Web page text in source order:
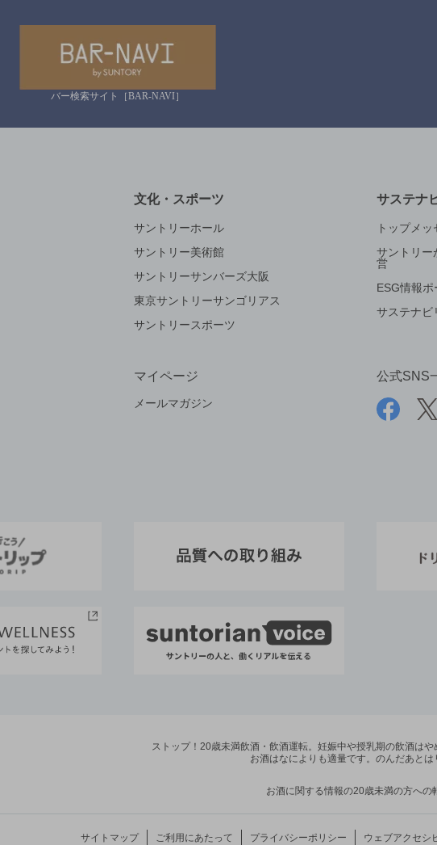
バー検索サイト［BAR-NAVI］
文化・スポーツ
サントリーホール
サントリー美術館
サントリーサンバーズ大阪
東京サントリーサンゴリアス
サントリースポーツ
サステナ
トップメッ
サントリー
営
ESG情報ポ
サステナビ
マイページ
メールマガジン
公式SNS
ストップ！20歳未満飲酒・飲酒運転。 妊娠中や授乳期の飲酒はや
お酒はなによりも適量です。 のんだあとは
お酒に関する情報の20歳未満の方への
サイトマップ ご利用にあたって プライバシーポリシー ウェブアクセシ